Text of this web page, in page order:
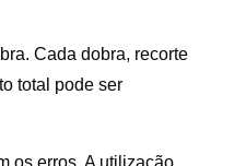
Cada dobra, recorte
total pode ser
os erros. A utilização